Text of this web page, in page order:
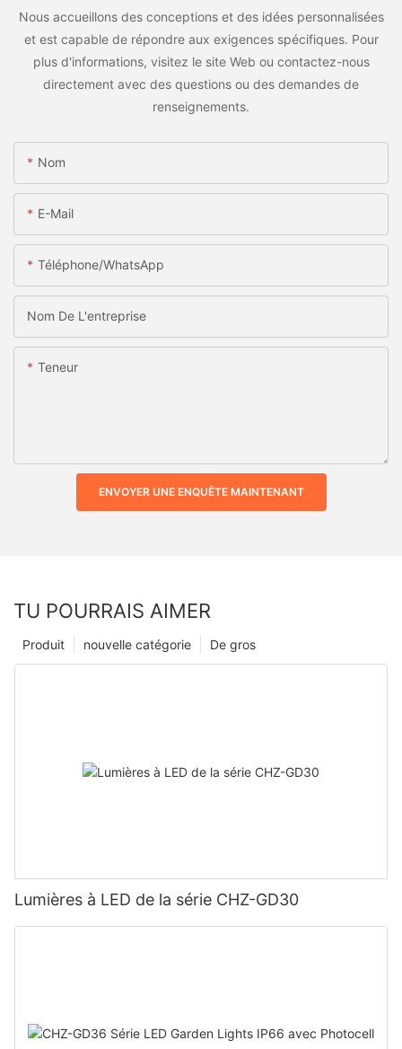
Nous accueillons des conceptions et des idées personnalisées
et est capable de répondre aux exigences spécifiques. Pour
plus d'informations, visitez le site Web ou contactez-nous
directement avec des questions ou des demandes de
renseignements.
Nom
E-Mail
Téléphone/WhatsApp
Nom De L'entreprise
Teneur
ENVOYER UNE ENQUÊTE MAINTENANT
TU POURRAIS AIMER
De gros
nouvelle catégorie
Produit
Lumières à LED de la série CHZ-GD30